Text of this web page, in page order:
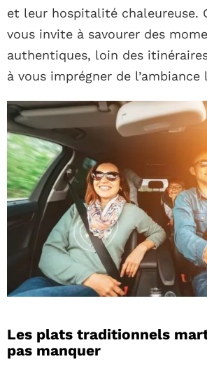
et leur hospitalité chaleureuse.
vous invite à savourer des
authentiques, loin des
à vous imprégner de l’ambiance
Les plats traditionnels
pas manquer